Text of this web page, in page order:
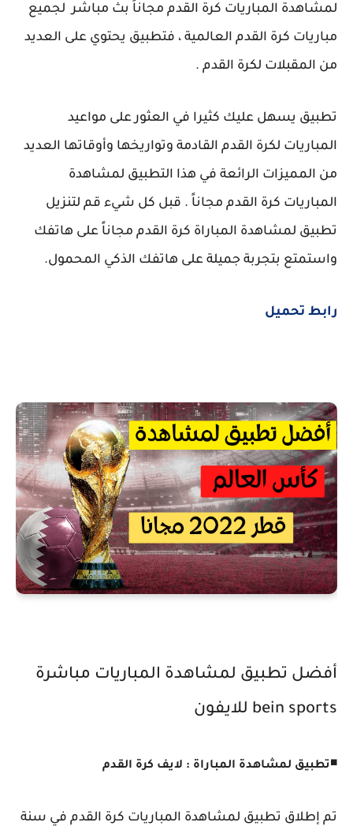
لمشاهدة المباريات كرة القدم مجاناً بث مباشر لجميع
مباريات كرة القدم العالمية ، فتطبيق يحتوي على العديد
من المقبلات لكرة القدم .
تطبيق يسهل عليك كثيرا في العثور على مواعيد
المباريات لكرة القدم القادمة وتواريخها وأوقاتها العديد
من المميزات الرائعة في هذا التطبيق لمشاهدة
المباريات كرة القدم مجاناً . قبل كل شيء قم لتنزيل
تطبيق لمشاهدة المباراة كرة القدم مجاناً على هاتفك
واستمتع بتجربة جميلة على هاتفك الذكي المحمول.
رابط تحميل
أفضل تطبيق لمشاهدة المباريات مباشرة
bein sports للايفون
◾تطبيق لمشاهدة المباراة : لايف كرة القدم
تم إطلاق تطبيق لمشاهدة المباريات كرة القدم في سنة